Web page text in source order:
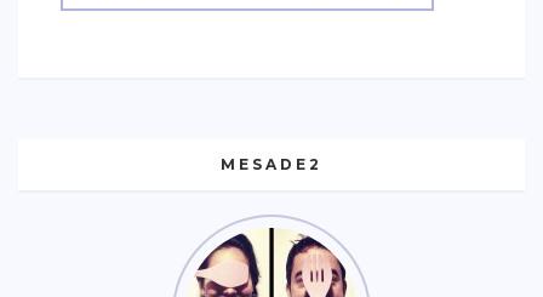
MESADE2